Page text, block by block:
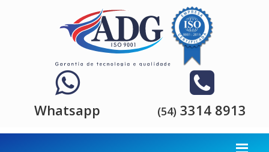
Whatsapp (54) 3314 8913